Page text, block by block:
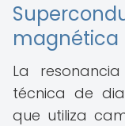
magnética
La
técnica de
que utiliza